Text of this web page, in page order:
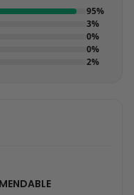
95%
3%
0%
0%
2%